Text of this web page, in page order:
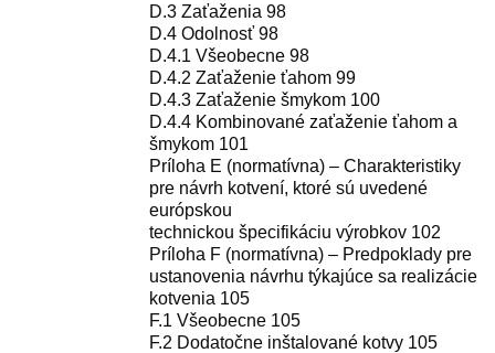
D.3 Zaťaženia 98
D.4 Odolnosť 98
D.4.1 Všeobecne 98
D.4.2 Zaťaženie ťahom 99
D.4.3 Zaťaženie šmykom 100
D.4.4 Kombinované zaťaženie ťahom a
šmykom 101
Príloha E (normatívna) – Charakteristiky
pre návrh kotvení, ktoré sú uvedené
európskou
technickou špecifikáciu výrobkov 102
Príloha F (normatívna) – Predpoklady pre
ustanovenia návrhu týkajúce sa realizácie
kotvenia 105
F.1 Všeobecne 105
F.2 Dodatočne inštalované kotvy 105